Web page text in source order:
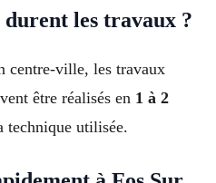
durent les travaux ?
centre-ville, les travaux
être réalisés en 1 à 2
technique utilisée.